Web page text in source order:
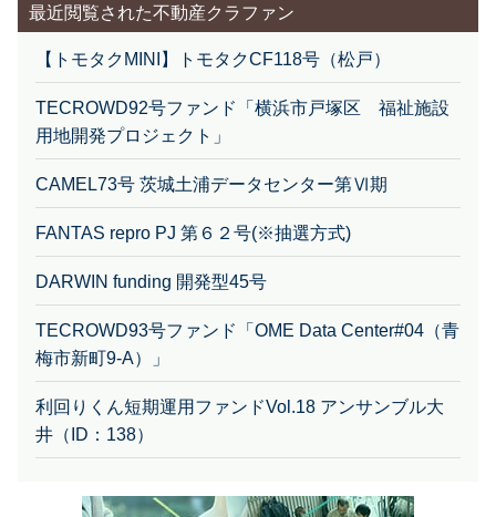
最近閲覧された不動産クラファン
【トモタクMINI】トモタクCF118号（松戸）
TECROWD92号ファンド「横浜市戸塚区 福祉施設
用地開発プロジェクト」
CAMEL73号 茨城土浦データセンター第Ⅵ期
FANTAS repro PJ 第６２号(※抽選方式)
DARWIN funding 開発型45号
TECROWD93号ファンド「OME Data Center#04（青
梅市新町9-A）」
利回りくん短期運用ファンドVol.18 アンサンブル大
井（ID：138）